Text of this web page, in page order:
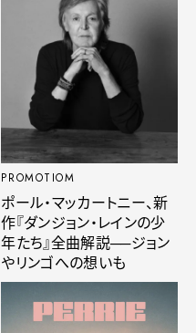
PROMOTIOM
ポール・マッカートニー、新
作『ダンジョン・レインの少
年たち』全曲解説──ジョン
やリンゴへの想いも